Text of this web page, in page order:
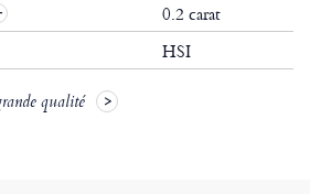
0.2 carat
HSI
qualité